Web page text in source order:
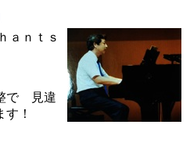
ａｎｔｓ
で 見違
！